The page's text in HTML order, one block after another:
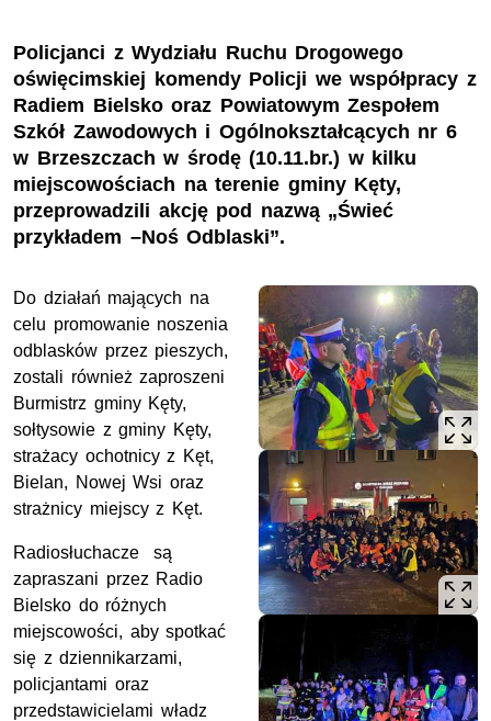
Policjanci z Wydziału Ruchu Drogowego
oświęcimskiej komendy Policji we współpracy z
Radiem Bielsko oraz Powiatowym Zespołem
Szkół Zawodowych i Ogólnokształcących nr 6
w Brzeszczach w środę (10.11.br.) w kilku
miejscowościach na terenie gminy Kęty,
przeprowadzili akcję pod nazwą „Świeć
przykładem –Noś Odblaski”.
Do działań mających na
celu promowanie noszenia
odblasków przez pieszych,
zostali również zaproszeni
Burmistrz gminy Kęty,
sołtysowie z gminy Kęty,
strażacy ochotnicy z Kęt,
Bielan, Nowej Wsi oraz
strażnicy miejscy z Kęt.
Radiosłuchacze są
zapraszani przez Radio
Bielsko do różnych
miejscowości, aby spotkać
się z dziennikarzami,
policjantami oraz
przedstawicielami władz